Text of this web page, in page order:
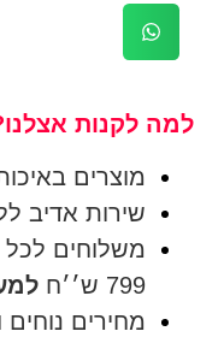
למה לקנות
מוצרים
שירות אדיב
משלוחים
799 ש׳׳ח
מחירים